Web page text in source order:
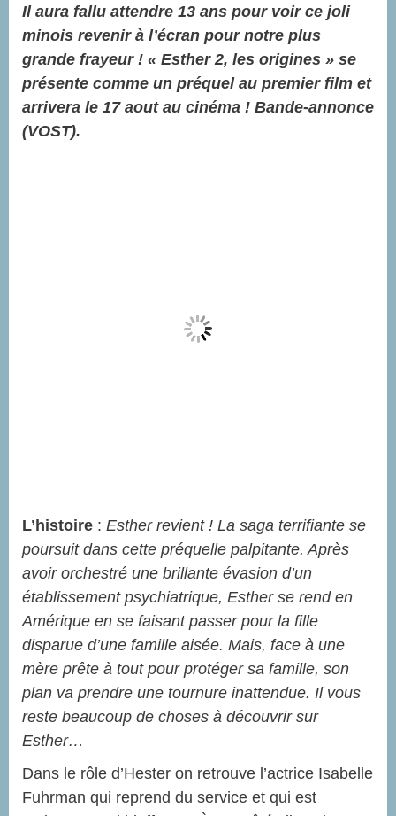
Il aura fallu attendre 13 ans pour voir ce joli
minois revenir à l’écran pour notre plus
grande frayeur ! « Esther 2, les origines » se
présente comme un préquel au premier film et
arrivera le 17 aout au cinéma ! Bande-annonce
(VOST).
L’histoire : Esther revient ! La saga terrifiante se
poursuit dans cette préquelle palpitante. Après
avoir orchestré une brillante évasion d’un
établissement psychiatrique, Esther se rend en
Amérique en se faisant passer pour la fille
disparue d’une famille aisée. Mais, face à une
mère prête à tout pour protéger sa famille, son
plan va prendre une tournure inattendue. Il vous
reste beaucoup de choses à découvrir sur
Esther…
Dans le rôle d’Hester on retrouve l’actrice Isabelle
Fuhrman qui reprend du service et qui est